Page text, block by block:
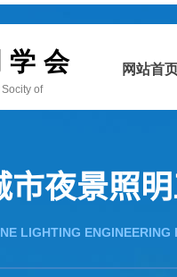
LIGHTING ENGINEERING
网站首
of
市夜景照
会